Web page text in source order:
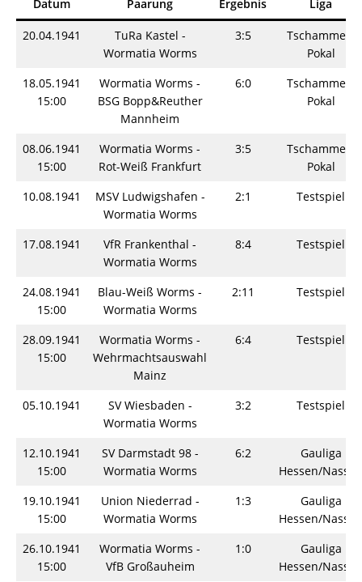
Datum Paarung Ergebnis Liga
20.04.1941
TuRa Kastel -
Wormatia Worms
3:5
Tschammer-
Pokal
18.05.1941
15:00
Wormatia Worms -
BSG Bopp&Reuther
Mannheim
6:0
Tschammer-
Pokal
08.06.1941
15:00
Wormatia Worms -
Rot-Weiß Frankfurt
3:5
Tschammer-
Pokal
10.08.1941
MSV Ludwigshafen -
Wormatia Worms
2:1 Testspiel
17.08.1941
VfR Frankenthal -
Wormatia Worms
8:4 Testspiel
24.08.1941
15:00
Blau-Weiß Worms -
Wormatia Worms
2:11 Testspiel
28.09.1941
15:00
Wormatia Worms -
Wehrmachtsauswahl
Mainz
6:4 Testspiel
05.10.1941
SV Wiesbaden -
Wormatia Worms
3:2 Testspiel
12.10.1941
15:00
SV Darmstadt 98 -
Wormatia Worms
6:2
Gauliga
Hessen/Nassau
19.10.1941
15:00
Union Niederrad -
Wormatia Worms
1:3
Gauliga
Hessen/Nassau
26.10.1941
15:00
Wormatia Worms -
VfB Großauheim
1:0
Gauliga
Hessen/Nassau